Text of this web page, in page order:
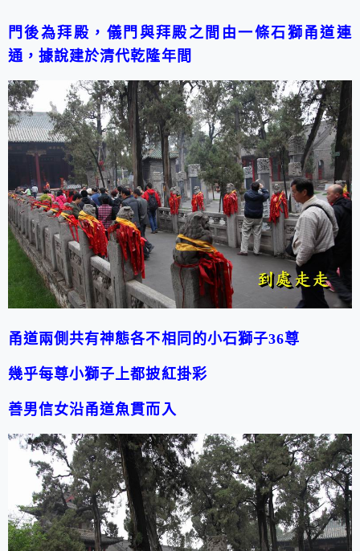
門後為拜殿，儀門與拜殿之間由一條石獅甬道連
通，據說建於清代乾隆年間
甬道兩側共有神態各不相同的小石獅子36尊
幾乎每尊小獅子上都披紅掛彩
善男信女沿甬道魚貫而入